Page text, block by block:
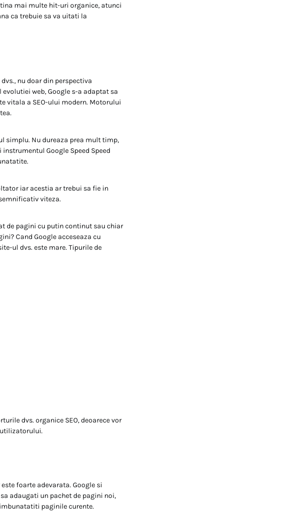
mai multe hit-uri organice, atunci
ca trebuie sa va uitati la
nu doar din perspectiva
web, Google s-a adaptat sa
vitala a SEO-ului modern. Motorului
simplu. Nu dureaza prea mult timp,
Google Speed ​​Speed
iar acestia ar trebui sa fie in
viteza.
de pagini cu putin continut sau chiar
Cand Google acceseaza cu
ul dvs. este mare. Tipurile de
dvs. organice SEO, deoarece vor
foarte adevarata. Google si
adaugati un pachet de pagini noi,
paginile curente.